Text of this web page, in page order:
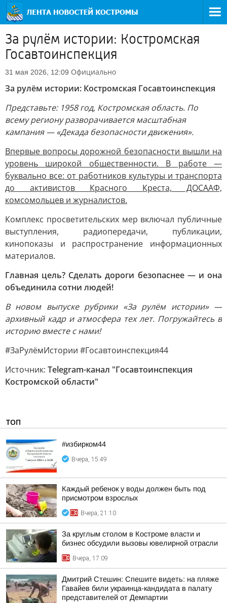
За рулём истории: Костромская
Госавтоинспекция
31 мая 2026, 12:09 Официально
За рулём истории: Костромская Госавтоинспекция
Представьте: 1958 год, Костромская область. По
всему региону разворачивается масштабная
кампания — «Декада безопасности движения».
Впервые вопросы дорожной безопасности вышли на
уровень широкой общественности. В работе —
буквально все: от работников культуры и транспорта
до активистов Красного Креста, ДОСААФ,
комсомольцев и журналистов.
Комплекс просветительских мер включал публичные
выступления, радиопередачи, публикации,
кинопоказы и распространение информационных
материалов.
Главная цель? Сделать дороги безопаснее — и она
объединила сотни людей!
В новом выпуске рубрики «За рулём истории» —
архивный кадр и атмосфера тех лет. Погружайтесь в
историю вместе с нами!
#ЗаРулёмИстории #Госавтоинспекция44
Источник: Telegram-канал "Госавтоинспекция
Костромской области"
ТОП
#избирком44
Вчера, 15:49
Каждый ребенок у воды должен быть под
присмотром взрослых
Вчера, 21:10
За круглым столом в Костроме власти и
бизнес обсудили вызовы ювелирной отрасли
Вчера, 17:09
Дмитрий Стешин: Спешите видеть: на пляже
Гавайев били украинца-кандидата в палату
представителей от Демпартии